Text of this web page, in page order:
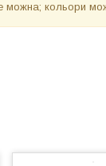
кольори